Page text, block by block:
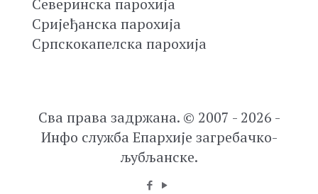
Северинска парохија
Сријеђанска парохија
Српскокапелска парохија
Сва права задржана. © 2007 - 2026 -
Инфо служба Епархије загребачко-
љубљанске.